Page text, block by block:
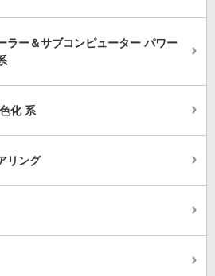
ラー＆サブコンピューター パワー
化 系
リング